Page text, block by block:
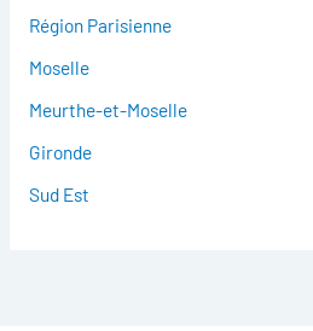
Région Parisienne
Moselle
Meurthe-et-Moselle
Gironde
Sud Est